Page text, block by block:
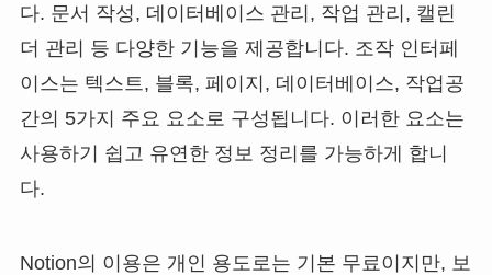
다. 문서 작성, 데이터베이스 관리, 작업 관리, 캘린
더 관리 등 다양한 기능을 제공합니다. 조작 인터페
이스는 텍스트, 블록, 페이지, 데이터베이스, 작업공
간의 5가지 주요 요소로 구성됩니다. 이러한 요소는
사용하기 쉽고 유연한 정보 정리를 가능하게 합니
다.
Notion의 이용은 개인 용도로는 기본 무료이지만, 보